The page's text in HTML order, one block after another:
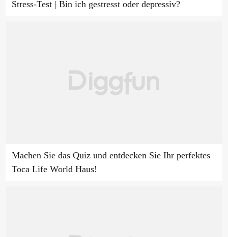
Stress-Test | Bin ich gestresst oder depressiv?
Machen Sie das Quiz und entdecken Sie Ihr perfektes
Toca Life World Haus!